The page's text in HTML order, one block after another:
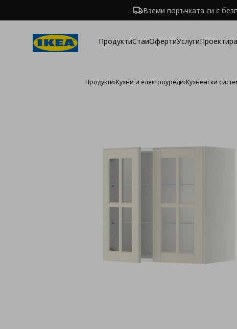
Вземи поръчката си с
ПродуктиСтаиОфертиУслуги
Продукти›Кухни и електроуреди›Кухненски